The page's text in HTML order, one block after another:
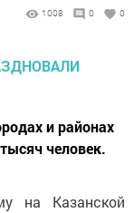
1008 0 0
и районах
человек.
на Казанской